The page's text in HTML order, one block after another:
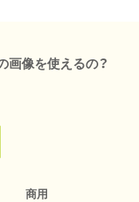
画像を使えるの？
商用